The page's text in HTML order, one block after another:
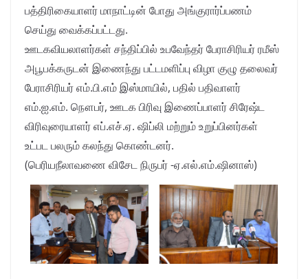
பத்திரிகையாளர் மாநாட்டின் போது அங்குரார்ப்பணம்
செய்து வைக்கப்பட்டது.
ஊடகவியலாளர்கள் சந்திப்பில் உபவேந்தர் பேராசிரியர் ரமீஸ்
அபூபக்கருடன் இணைந்து பட்டமளிப்பு விழா குழு தலைவர்
பேராசிரியர் எம்.பி.எம் இஸ்மாயில், பதில் பதிவாளர்
எம்.ஐ.எம். நௌபர், ஊடக பிரிவு இணைப்பாளர் சிரேஷ்ட
விரிவுரையாளர் எப்.எச்.ஏ. ஷிப்லி மற்றும் உறுப்பினர்கள்
உட்பட பலரும் கலந்து கொண்டனர்.
(பெரியநீலாவணை விசேட நிருபர் -ஏ.எல்.எம்.ஷினாஸ்)